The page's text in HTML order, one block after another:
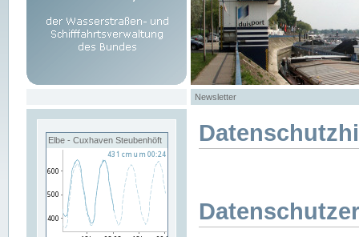
Newsletter
Elbe - Cuxhaven Steubenhöft